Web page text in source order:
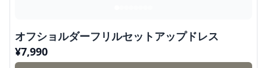
オフショルダーフリルセットアップドレス
¥7,990